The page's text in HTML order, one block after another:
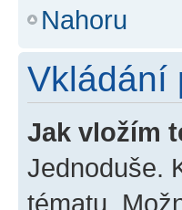
Nahoru
Vkládání
Jak vložím
Jednoduše.
tématu.